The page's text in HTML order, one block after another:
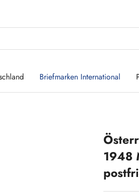
Briefmarken International
1948